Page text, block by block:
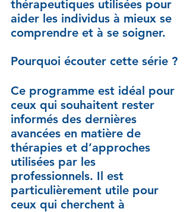
thérapeutiques utilisées pour
aider les individus à mieux se
comprendre et à se soigner.
Pourquoi écouter cette série ?
Ce programme est idéal pour
ceux qui souhaitent rester
informés des dernières
avancées en matière de
thérapies et d’approches
utilisées par les
professionnels. Il est
particulièrement utile pour
ceux qui cherchent à